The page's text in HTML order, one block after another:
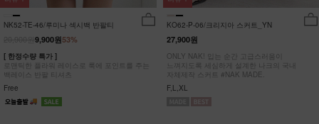
NK52-TE-46/루미나 섹시백 반팔티
53%
9,900원
[ 한정수량 특가 ]
로맨틱한 플라워 레이스로 룩에 포인트를 주는
백레이스 반팔 티셔츠
Free
KO62-P-06/크리지아 스커트_YN
27,900원
ONLY NAK! 입는 순간 고급스러움이
느껴지도록 세심하게 설계한 나크의 국내
자체제작 스커트 #NAK MADE.
F,L,XL